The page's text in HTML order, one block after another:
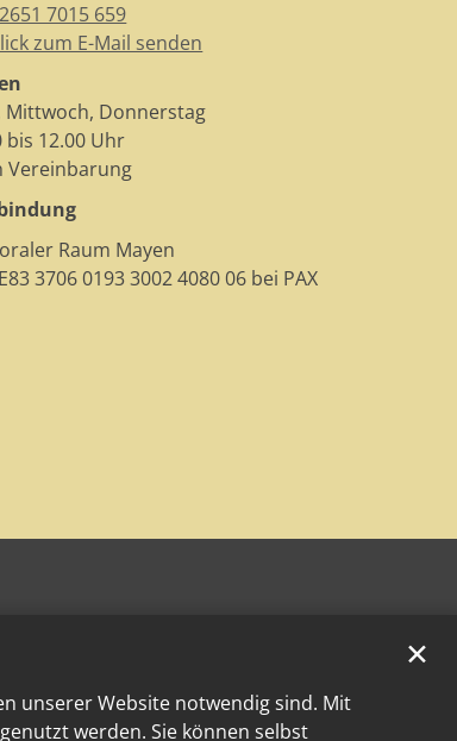
unserer Website notwendig sind. Mit
werden. Sie können selbst
✕
7015 659
zum E-Mail senden
Mittwoch, Donnerstag
bis 12.00 Uhr
Vereinbarung
Raum Mayen
3706 0193 3002 4080 06 bei PAX